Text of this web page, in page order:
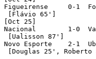
Figueirense	0-1  Formiga		[Att.:295]
[Flávio 65']
[Oct 25]
Nacional	1-0  Valeriodoce	[Att.:636]
[Ualisson 87']
Novo Esporte	2-1  Uberaba		[Att.:82]
[Douglas 25',